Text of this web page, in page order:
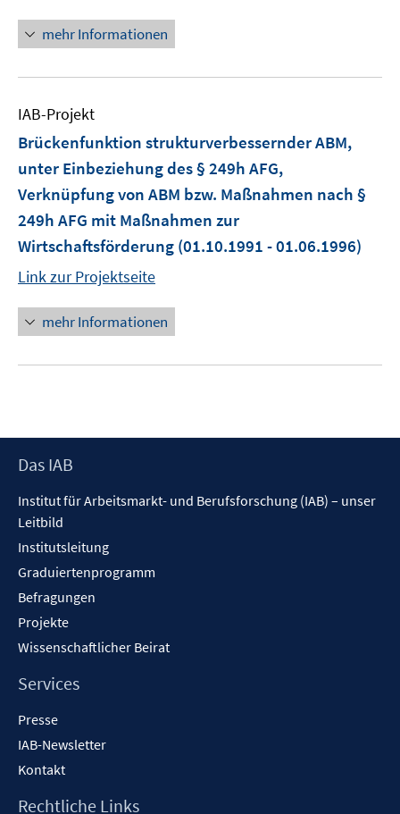
mehr Informationen
IAB-Projekt
Brückenfunktion strukturverbessernder ABM,
unter Einbeziehung des § 249h AFG,
Verknüpfung von ABM bzw. Maßnahmen nach §
249h AFG mit Maßnahmen zur
Wirtschaftsförderung (01.10.1991 - 01.06.1996)
Link zur Projektseite
mehr Informationen
Footer
Das IAB
Institut für Arbeitsmarkt- und Berufsforschung (IAB) – unser
Leitbild
Institutsleitung
Graduiertenprogramm
Befragungen
Projekte
Wissenschaftlicher Beirat
Services
Presse
IAB-Newsletter
Kontakt
Rechtliche Links